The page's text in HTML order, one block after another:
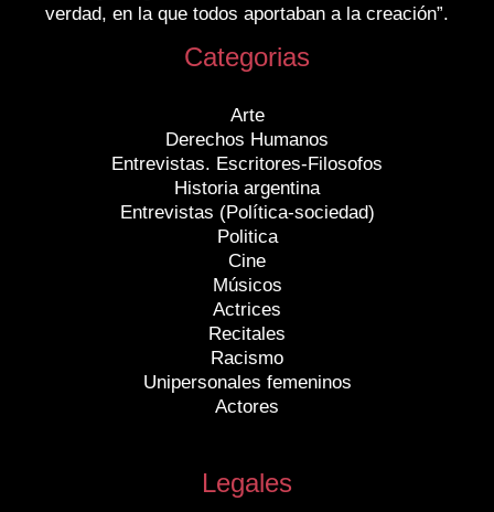
verdad, en la que todos aportaban a la creación”.
Categorias
Arte
Derechos Humanos
Entrevistas. Escritores-Filosofos
Historia argentina
Entrevistas (Política-sociedad)
Politica
Cine
Músicos
Actrices
Recitales
Racismo
Unipersonales femeninos
Actores
Legales